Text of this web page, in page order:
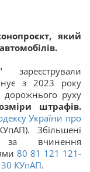
який
з 2023 року
руху
штрафів.
України про
Збільшені
за вчинення
80 81 121 121-
КУпАП.